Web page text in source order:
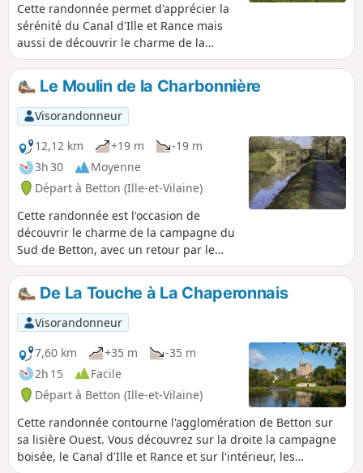
Cette randonnée permet d'apprécier la
sérénité du Canal d'Ille et Rance mais
aussi de découvrir le charme de la
campagne du Sud-Est de Betton. On
découvre ainsi l'Écluse du Haut Chalet,
le Ruisseau de Pluvignon, le Bois de
Champaufour. On voisine des
exploitations laitières et après quelques
voies piétonnes à Betton, on retrouve le
canal. En grande partie ombragée, cette
randonnée très variée est très colorée
au printemps et à l'automne. Certains
segments restent humides en hiver.
Le Moulin de la Charbonnière
Visorandonneur
12,12 km
+19 m
-19 m
3h 30
Moyenne
Départ à Betton (Ille-et-Vilaine)
Cette randonnée est l'occasion de
découvrir le charme de la campagne du
Sud de Betton, avec un retour par le
chemin de halage du Canal d'Ille et
Rance. Plus de la moitié du circuit est
dédiée aux cyclos ou aux randonneurs.
Quant au reste, les routes sont des
voies sans issues et à faible circulation.
On découvre ainsi l'Écluse du Haut
Chalet, les hameaux du Vau Robion et
des Lices, le site du Moulin de la
Charbonnière avec son lavoir. Couleurs,
fraîcheur et calme. Peut aussi se faire
en cyclo.
De La Touche à La Chaperonnais
Visorandonneur
7,60 km
+35 m
-35 m
2h 15
Facile
Départ à Betton (Ille-et-Vilaine)
Cette randonnée contourne l'agglomération de Betton sur
sa lisière Ouest. Vous découvrez sur la droite la campagne
boisée, le Canal d'Ille et Rance et sur l'intérieur, les